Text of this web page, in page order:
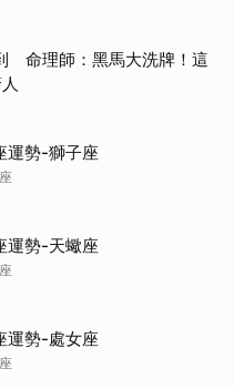
命理師：黑馬大洗牌！這
勢-獅子座
勢-天蠍座
勢-處女座